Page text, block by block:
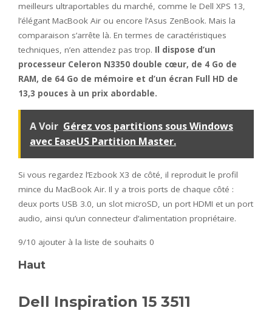
meilleurs ultraportables du marché, comme le Dell XPS 13,
l’élégant MacBook Air ou encore l’Asus ZenBook. Mais la
comparaison s’arrête là. En termes de caractéristiques
techniques, n’en attendez pas trop. Il dispose d’un
processeur Celeron N3350 double cœur, de 4 Go de
RAM, de 64 Go de mémoire et d’un écran Full HD de
13,3 pouces à un prix abordable.
A Voir Gérez vos partitions sous Windows
avec EaseUS Partition Master.
Si vous regardez l’Ezbook X3 de côté, il reproduit le profil
mince du MacBook Air. Il y a trois ports de chaque côté :
deux ports USB 3.0, un slot microSD, un port HDMI et un port
audio, ainsi qu’un connecteur d’alimentation propriétaire.
9/10 ajouter à la liste de souhaits 0
Haut
Dell Inspiration 15 3511